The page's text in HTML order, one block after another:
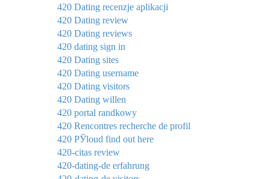
420 Dating recenzje aplikacji
420 Dating review
420 Dating reviews
420 dating sign in
420 Dating sites
420 Dating username
420 Dating visitors
420 Dating willen
420 portal randkowy
420 Rencontres recherche de profil
420 РЎloud find out here
420-citas review
420-dating-de erfahrung